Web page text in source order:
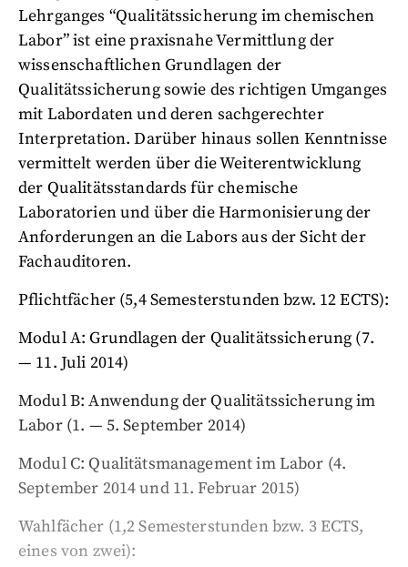
Lehrganges “Qualitätssicherung im chemischen
Labor” ist eine praxisnahe Vermittlung der
wissenschaftlichen Grundlagen der
Qualitätssicherung sowie des richtigen Umganges
mit Labordaten und deren sachgerechter
Interpretation. Darüber hinaus sollen Kenntnisse
vermittelt werden über die Weiterentwicklung
der Qualitätsstandards für chemische
Laboratorien und über die Harmonisierung der
Anforderungen an die Labors aus der Sicht der
Fachauditoren.
Pflichtfächer (5,4 Semesterstunden bzw. 12 ECTS):
Modul A: Grundlagen der Qualitätssicherung (7.
— 11. Juli 2014)
Modul B: Anwendung der Qualitätssicherung im
Labor (1. — 5. September 2014)
Modul C: Qualitätsmanagement im Labor (4.
September 2014 und 11. Februar 2015)
Wahlfächer (1,2 Semesterstunden bzw. 3 ECTS,
eines von zwei):